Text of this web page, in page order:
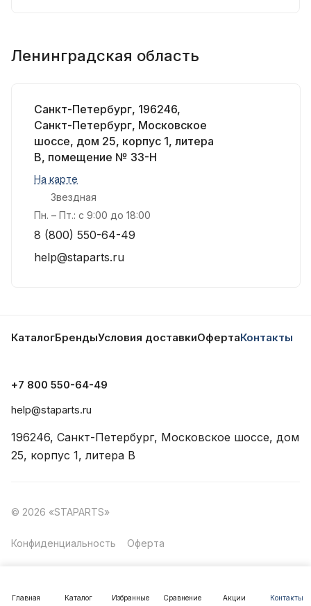
Ленинградская область
Санкт-Петербург, 196246,
Санкт-Петербург, Московское
шоссе, дом 25, корпус 1, литера
В, помещение № 33-Н
На карте
Звездная
Пн. – Пт.: с 9:00 до 18:00
8 (800) 550-64-49
help@staparts.ru
Главная Каталог Избранные Сравнение Акции Контакты
КаталогБрендыУсловия доставкиОфертаКонтакты
+7 800 550-64-49
help@staparts.ru
196246, Санкт-Петербург, Московское шоссе, дом
25, корпус 1, литера В
© 2026 «STAPARTS»
Конфиденциальность Оферта